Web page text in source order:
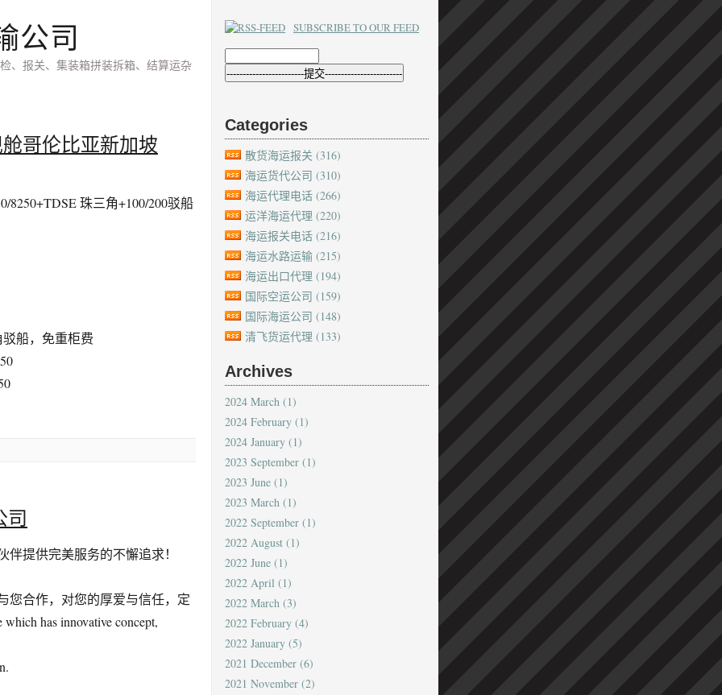
公司
、报关、集装箱拼装拆箱、结算运杂
哥伦比亚新加坡
珠三角+100/200驳船
船，免重柜费
司
提供完美服务的不懈追求！
您合作，对您的厚爱与信任，定
has innovative concept,
SUBSCRIBE TO OUR FEED
Categories
散货海运报关 (316)
海运货代公司 (310)
海运代理电话 (266)
运洋海运代理 (220)
海运报关电话 (216)
海运水路运输 (215)
海运出口代理 (194)
国际空运公司 (159)
国际海运公司 (148)
清飞货运代理 (133)
Archives
2024 March (1)
2024 February (1)
2024 January (1)
2023 September (1)
2023 June (1)
2023 March (1)
2022 September (1)
2022 August (1)
2022 June (1)
2022 April (1)
2022 March (3)
2022 February (4)
2022 January (5)
2021 December (6)
2021 November (2)